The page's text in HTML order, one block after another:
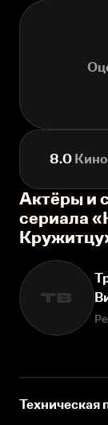
8.0
Актёры и
сериала
ТВ
Техническая